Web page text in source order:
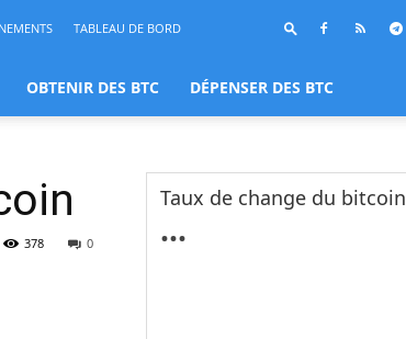
TABLEAU DE BORD
OBTENIR DES BTC DÉPENSER DES BTC
0
378
Taux de change du bitcoin
...